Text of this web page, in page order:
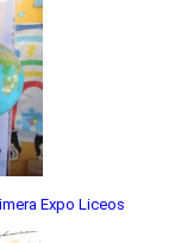
Expo Liceos